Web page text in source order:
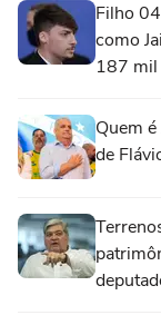
Filho
como
187 mil
Quem
de